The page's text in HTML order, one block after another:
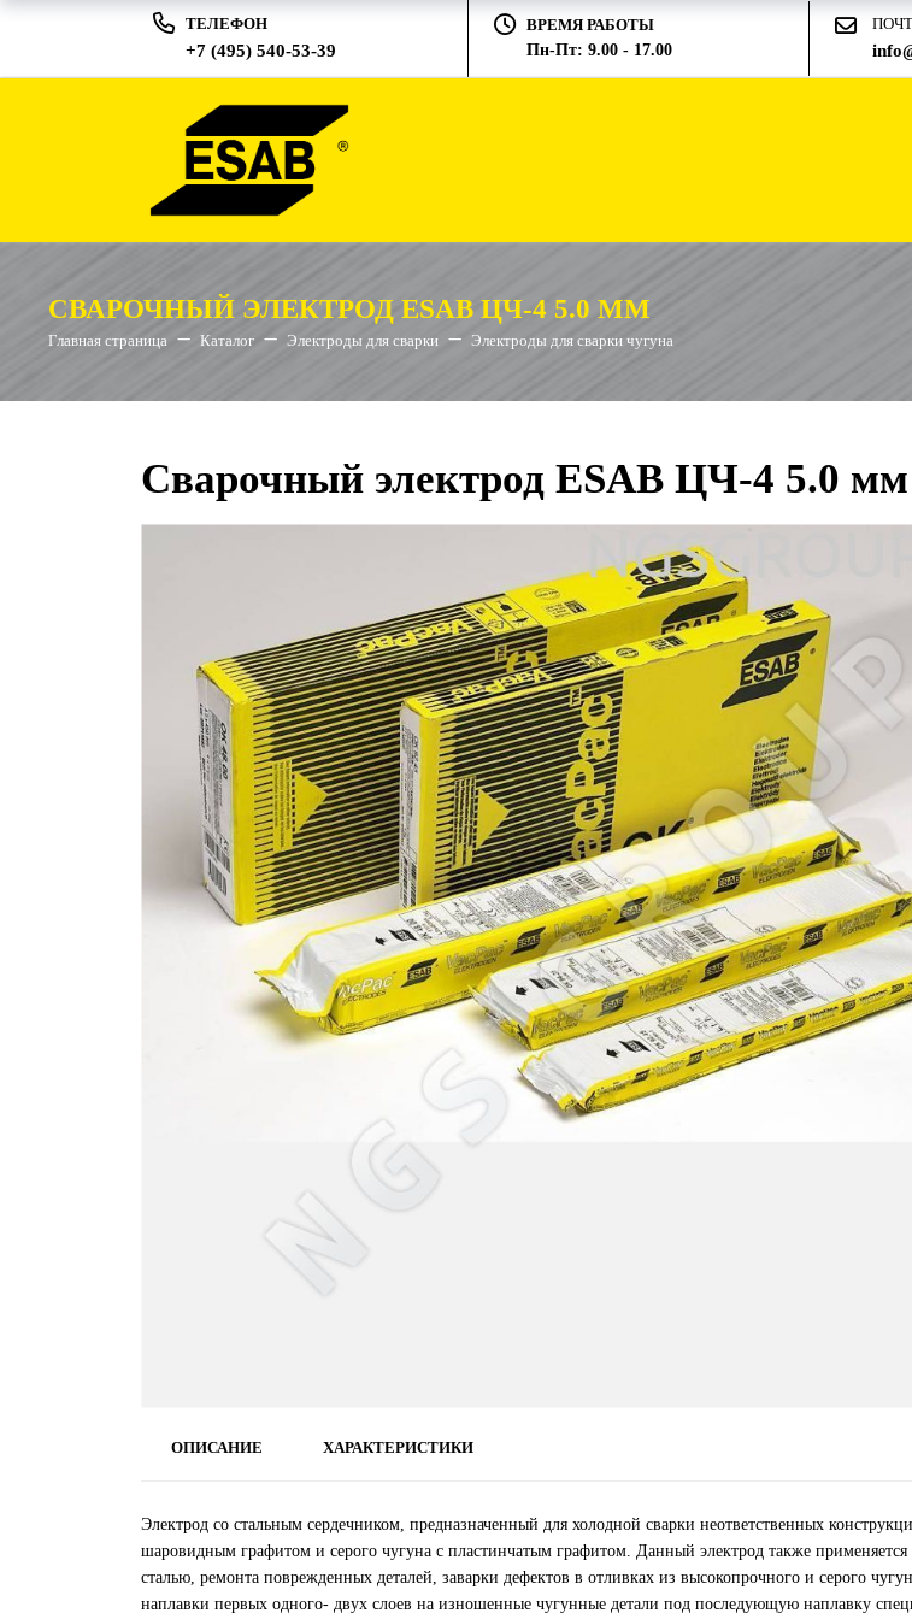
ТЕЛЕФОН
+7 (495) 540-53-39
ВРЕМЯ РАБОТЫ
Пн-Пт: 9.00 - 17.00
СВАРОЧНЫЙ ЭЛЕКТРОД ESAB ЦЧ-4 5.0 ММ
Главная страница Каталог Электроды для сварки Электроды для сварки чугуна
Сварочный электрод ESAB ЦЧ-4 5.0 мм
ОПИСАНИЕ ХАРАКТЕРИСТИКИ
Электрод со стальным сердечником, предназначенный для холодной сварки неответственных
шаровидным графитом и серого чугуна с пластинчатым графитом. Данный электрод также применяется
сталью, ремонта поврежденных деталей, заварки дефектов в отливках из высокопрочного и серого
наплавки первых одного- двух слоев на изношенные чугунные детали под последующую наплавку